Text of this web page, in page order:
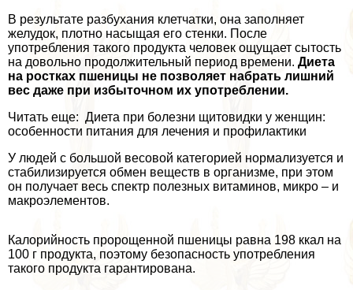
В результате разбухания клетчатки, она заполняет
желудок, плотно насыщая его стенки. После
употрeбления такого продукта человек ощущает сытость
на довольно продолжительный период времени. Диета
на ростках пшеницы не позволяет набрать лишний
вес даже при избыточном их употрeблении.
Читать еще: Диета при болезни щитовидки у женщин:
особенности питания для лечения и профилактики
У людей с большой весовой категорией нормализуется и
стабилизируется обмен веществ в организме, при этом
он получает весь спектр полезных витаминов, микро – и
макроэлементов.
Калорийность пророщенной пшеницы равна 198 ккал на
100 г продукта, поэтому безопасность употрeбления
такого продукта гарантирована.